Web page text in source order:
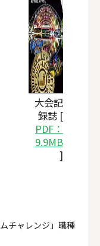
大会記
録誌 [
PDF：
9.9MB
]
チャレンジ」職種